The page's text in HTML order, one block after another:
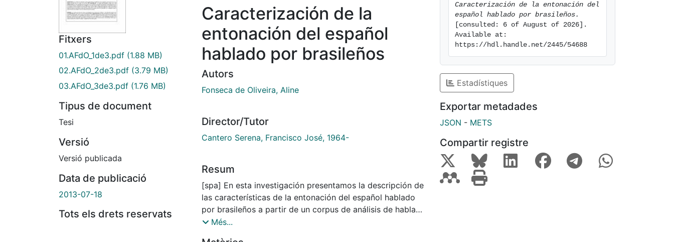
Fitxers
01.AFdO_1de3.pdf (1.88 MB)
02.AFdO_2de3.pdf (3.79 MB)
03.AFdO_3de3.pdf (1.76 MB)
Tipus de document
Tesi
Versió
Versió publicada
Data de publicació
2013-07-18
Tots els drets reservats
Caracterización de la
entonación del español
hablado por brasileños
Autors
Fonseca de Oliveira, Aline
Director/Tutor
Cantero Serena, Francisco José, 1964-
Resum
[spa] En esta investigación presentamos la descripción de
las características de la entonación del español hablado
por brasileños a partir de un corpus de análisis de habla
espontánea extraído de entrevistas con doce informantes,
Més...
Caracterización de la entonación del
español hablado por brasileños.
[consulted: 6 of August of 2026].
Available at:
https://hdl.handle.net/2445/54688
Estadístiques
Exportar metadades
JSON - METS
Compartir registre